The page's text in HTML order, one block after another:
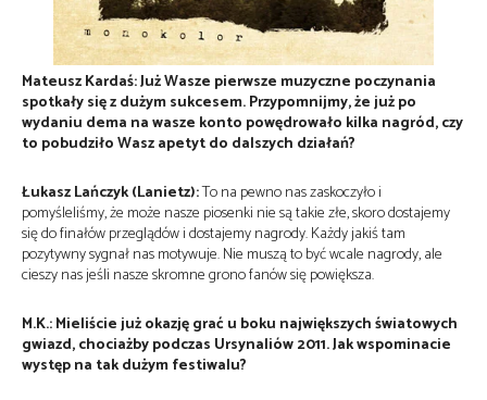
Mateusz Kardaś: Już Wasze pierwsze muzyczne poczynania
spotkały się z dużym sukcesem. Przypomnijmy, że już po
wydaniu dema na wasze konto powędrowało kilka nagród, czy
to pobudziło Wasz apetyt do dalszych działań?
Łukasz Lańczyk (Lanietz):To na pewno nas zaskoczyło i
pomyśleliśmy, że może nasze piosenki nie są takie złe, skoro dostajemy
się do finałów przeglądów i dostajemy nagrody. Każdy jakiś tam
pozytywny sygnał nas motywuje. Nie muszą to być wcale nagrody, ale
cieszy nas jeśli nasze skromne grono fanów się powiększa.
M.K.: Mieliście już okazję grać u boku największych światowych
gwiazd, chociażby podczas Ursynaliów 2011. Jak wspominacie
występ na tak dużym festiwalu?